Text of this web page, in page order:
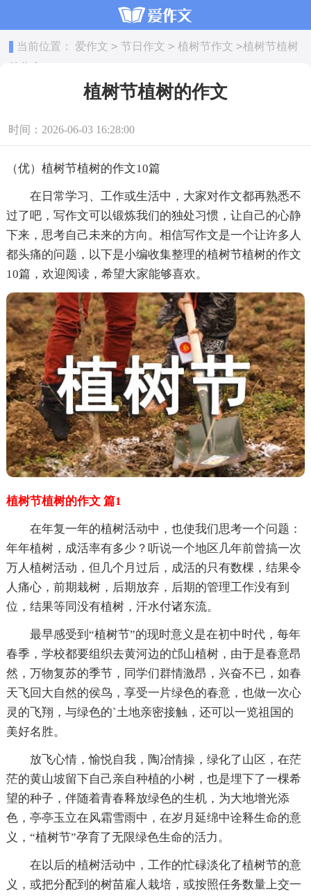
当前位置： 爱作文 > 节日作文 > 植树节作文 >植树节植树
的作文
植树节植树的作文
时间：2026-06-03 16:28:00
（优）植树节植树的作文10篇
在日常学习、工作或生活中，大家对作文都再熟悉不
过了吧，写作文可以锻炼我们的独处习惯，让自己的心静
下来，思考自己未来的方向。相信写作文是一个让许多人
都头痛的问题，以下是小编收集整理的植树节植树的作文
10篇，欢迎阅读，希望大家能够喜欢。
植树节植树的作文 篇1
在年复一年的植树活动中，也使我们思考一个问题：
年年植树，成活率有多少？听说一个地区几年前曾搞一次
万人植树活动，但几个月过后，成活的只有数棵，结果令
人痛心，前期栽树，后期放弃，后期的管理工作没有到
位，结果等同没有植树，汗水付诸东流。
最早感受到“植树节”的现时意义是在初中时代，每年
春季，学校都要组织去黄河边的邙山植树，由于是春意昂
然，万物复苏的季节，同学们群情激昂，兴奋不已，如春
天飞回大自然的侯鸟，享受一片绿色的春意，也做一次心
灵的飞翔，与绿色的`土地亲密接触，还可以一览祖国的
美好名胜。
放飞心情，愉悦自我，陶冶情操，绿化了山区，在茫
茫的黄山坡留下自己亲自种植的小树，也是埋下了一棵希
望的种子，伴随着青春释放绿色的生机，为大地增光添
色，亭亭玉立在风霜雪雨中，在岁月延绵中诠释生命的意
义，“植树节”孕育了无限绿色生命的活力。
在以后的植树活动中，工作的忙碌淡化了植树节的意
义，或把分配到的树苗雇人栽培，或按照任务数量上交一